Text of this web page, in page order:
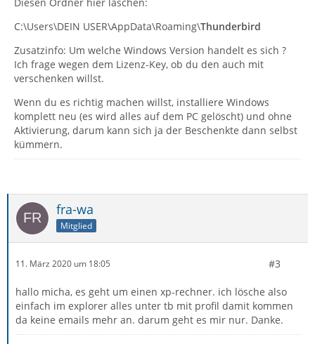
C:\Users\DEIN USER\AppData\Roaming\Thunderbird
Zusatzinfo: Um welche Windows Version handelt es sich ?
Ich frage wegen dem Lizenz-Key, ob du den auch mit
verschenken willst.
Wenn du es richtig machen willst, installiere Windows
komplett neu (es wird alles auf dem PC gelöscht) und ohne
Aktivierung, darum kann sich ja der Beschenkte dann selbst
kümmern.
fra-wa
Mitglied
11. März 2020 um 18:05 #3
hallo micha, es geht um einen xp-rechner. ich lösche also
einfach im explorer alles unter tb mit profil damit kommen
da keine emails mehr an. darum geht es mir nur. Danke.